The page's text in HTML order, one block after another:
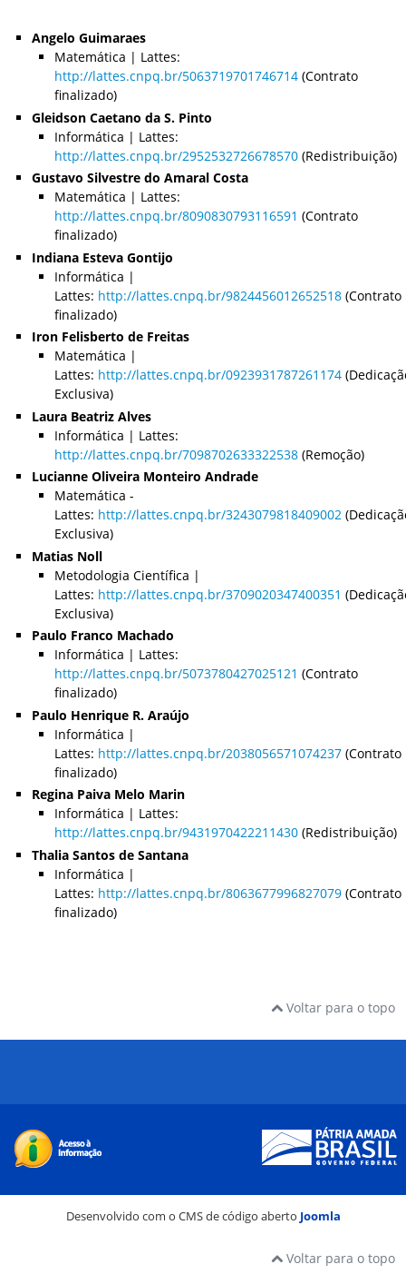
Angelo Guimaraes
Matemática | Lattes:
http://lattes.cnpq.br/5063719701746714 (Contrato
finalizado)
Gleidson Caetano da S. Pinto
Informática | Lattes:
http://lattes.cnpq.br/2952532726678570 (Redistribuição)
Gustavo Silvestre do Amaral Costa
Matemática | Lattes:
http://lattes.cnpq.br/8090830793116591 (Contrato
finalizado)
Indiana Esteva Gontijo
Informática |
Lattes: http://lattes.cnpq.br/9824456012652518 (Contrato
finalizado)
Iron Felisberto de Freitas
Matemática |
Lattes: http://lattes.cnpq.br/0923931787261174
Exclusiva)
Laura Beatriz Alves
Informática | Lattes:
http://lattes.cnpq.br/7098702633322538 (Remoção)
Lucianne Oliveira Monteiro Andrade
Matemática -
Lattes: http://lattes.cnpq.br/3243079818409002
Exclusiva)
Matias Noll
Metodologia Científica |
Lattes: http://lattes.cnpq.br/3709020347400351
Exclusiva)
Paulo Franco Machado
Informática | Lattes:
http://lattes.cnpq.br/5073780427025121 (Contrato
finalizado)
Paulo Henrique R. Araújo
Informática |
Lattes: http://lattes.cnpq.br/2038056571074237 (Contrato
finalizado)
Regina Paiva Melo Marin
Informática | Lattes:
http://lattes.cnpq.br/9431970422211430 (Redistribuição)
Thalia Santos de Santana
Informática |
Lattes: http://lattes.cnpq.br/8063677996827079 (Contrato
finalizado)
Voltar para o topo
Desenvolvido com o CMS de código aberto Joomla
Voltar para o topo